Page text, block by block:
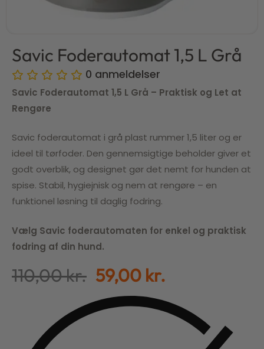
Savic Foderautomat 1,5 L Grå
0 anmeldelser
Savic Foderautomat 1,5 L Grå – Praktisk og Let at
Rengøre
Savic foderautomat i grå plast rummer 1,5 liter og er
ideel til tørfoder. Den gennemsigtige beholder giver et
godt overblik, og designet gør det nemt for hunden at
spise. Stabil, hygiejnisk og nem at rengøre – en
funktionel løsning til daglig fodring.
Vælg Savic foderautomaten for enkel og praktisk
fodring af din hund.
110,00kr. 59,00 kr.